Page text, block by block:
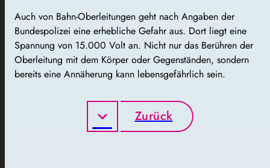
Auch von Bahn-Oberleitungen geht nach Angaben der
Bundespolizei eine erhebliche Gefahr aus. Dort liegt eine
Spannung von 15.000 Volt an. Nicht nur das Berühren der
Oberleitung mit dem Körper oder Gegenständen, sondern
bereits eine Annäherung kann lebensgefährlich sein.
Zurück